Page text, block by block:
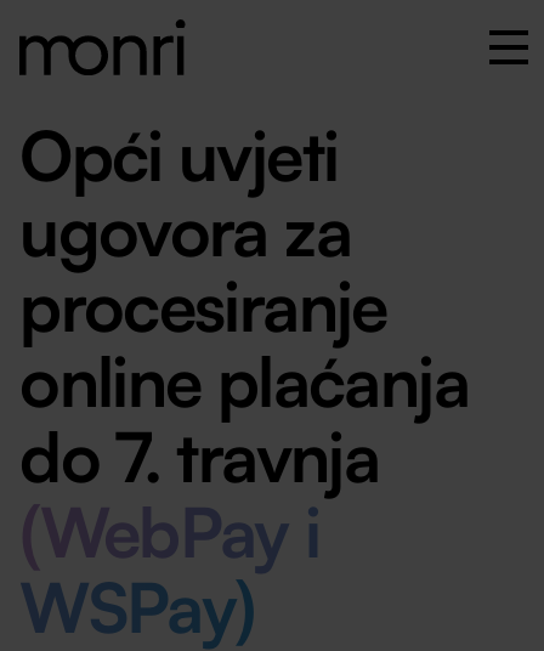
Opći uvjeti
ugovora za
procesiranje
online plaćanja
do 7. travnja
(WebPay i
WSPay)